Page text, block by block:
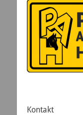
Kontakt